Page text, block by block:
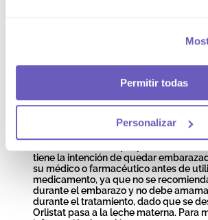
Permitir todas
Personalizar
que tomar Orlistat con una comida
puede incrementar los efectos
uso de un método anticonceptivo
orlistat puede estar asociado con
VERTE® 120mg Cápsulas no está
uso en niños. Si está embarazada o en
tiene la intención de quedar
su médico o farmacéutico antes de
medicamento, ya que no se
durante el embarazo y no debe
durante el tratamiento, dado que se
Orlistat pasa a la leche materna. Para